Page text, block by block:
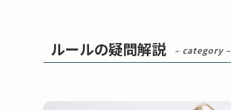
ルールの疑問解説 – category –